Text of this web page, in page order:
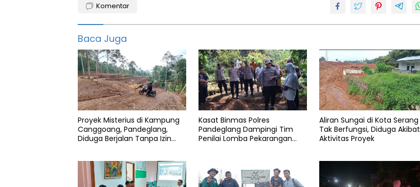
Komentar
Baca Juga
Proyek Misterius di Kampung
Canggoang, Pandeglang,
Diduga Berjalan Tanpa Izin
Kasat Binmas Polres
Pandeglang Dampingi Tim
Penilai Lomba Pekarangan
Aliran Sungai di Kota Serang
Tak Berfungsi, Diduga Akibat
Aktivitas Proyek